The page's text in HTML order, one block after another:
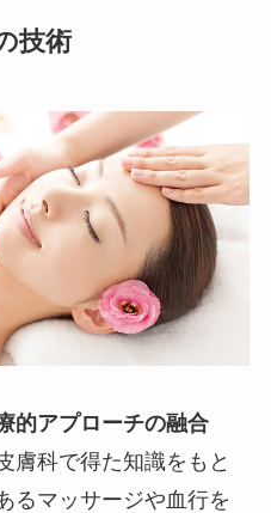
技術
的アプローチの融合
膚科で得た知識をもと
るマッサージや血行を